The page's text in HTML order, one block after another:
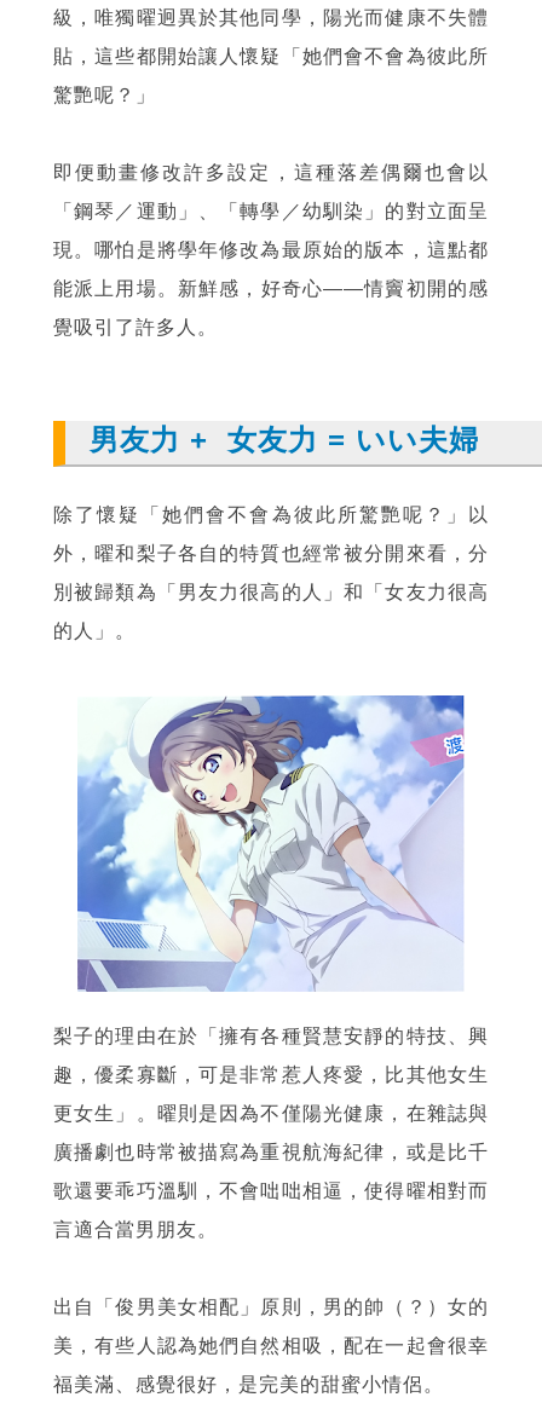
級，唯獨曜迥異於其他同學，陽光而健康不失體
貼，這些都開始讓人懷疑「她們會不會為彼此所
驚艷呢？」
即便動畫修改許多設定，這種落差偶爾也會以
「鋼琴／運動」、「轉學／幼馴染」的對立面呈
現。哪怕是將學年修改為最原始的版本，這點都
能派上用場。新鮮感，好奇心——情竇初開的感
覺吸引了許多人。
男友力 + 女友力 = いい夫婦
除了懷疑「她們會不會為彼此所驚艷呢？」以
外，曜和梨子各自的特質也經常被分開來看，分
別被歸類為「男友力很高的人」和「女友力很高
的人」。
梨子的理由在於「擁有各種賢慧安靜的特技、興
趣，優柔寡斷，可是非常惹人疼愛，比其他女生
更女生」。曜則是因為不僅陽光健康，在雜誌與
廣播劇也時常被描寫為重視航海紀律，或是比千
歌還要乖巧溫馴，不會咄咄相逼，使得曜相對而
言適合當男朋友。
出自「俊男美女相配」原則，男的帥（？）女的
美，有些人認為她們自然相吸，配在一起會很幸
福美滿、感覺很好，是完美的甜蜜小情侶。